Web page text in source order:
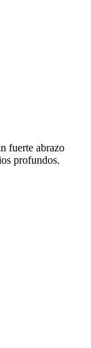
fuerte abrazo
profundos.